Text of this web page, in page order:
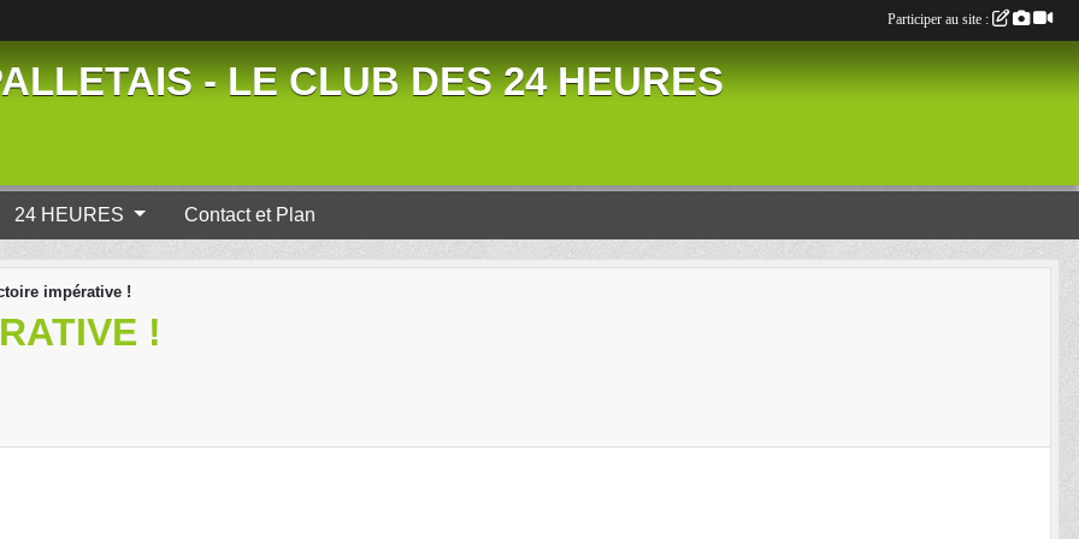
- LE CLUB DES 24 HEURES
24 HEURES Contact et Plan
impérative !
!
Participer au site :